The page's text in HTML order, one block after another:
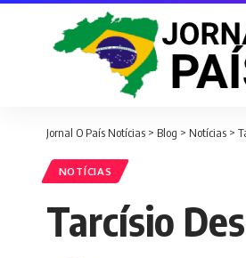
Jornal O País Notícias > Blog > Notícias >
NOTÍCIAS
Tarcísio